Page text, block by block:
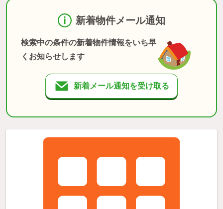
新着物件メール通知
検索中の条件の新着物件情報をいち早
くお知らせします
新着メール通知を受け取る